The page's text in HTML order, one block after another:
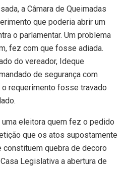
a Câmara de Queimadas
que poderia abrir um
o parlamentar. Um problema
fez com que fosse adiada.
do vereador, Ideque
de segurança com
requerimento fosse travado
eleitora quem fez o pedido
que os atos supostamente
quebra de decoro
Legislativa a abertura de